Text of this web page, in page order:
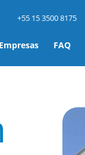
FAQ
+55 15 3500 8175